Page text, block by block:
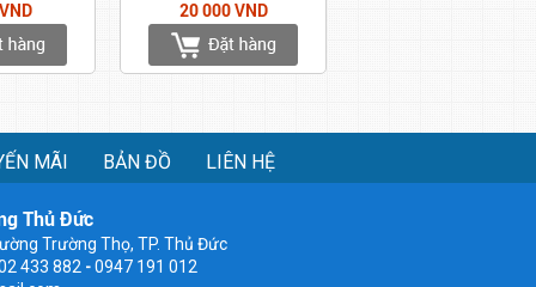
20 000 VND
MÃI BẢN ĐỒ LIÊN HỆ
Thủ Đức
Trường Thọ, TP. Thủ Đức
433 882 -0947 191 012